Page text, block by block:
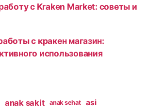
с Kraken Market: советы и
с кракен магазин:
использования
anak sakit anak sehat
asi